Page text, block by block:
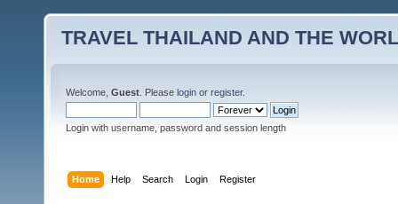
TRAVEL THAILAND AND THE
Welcome, Guest . Please login or register.
Login with username, password and session length
Home Help Search Login Register